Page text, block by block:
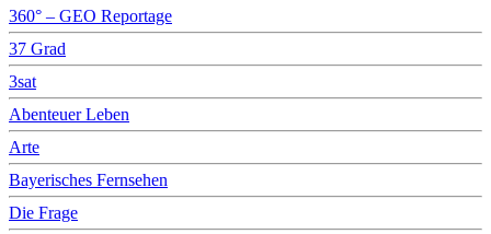
360° – GEO Reportage
37 Grad
3sat
Abenteuer Leben
Arte
Bayerisches Fernsehen
Die Frage